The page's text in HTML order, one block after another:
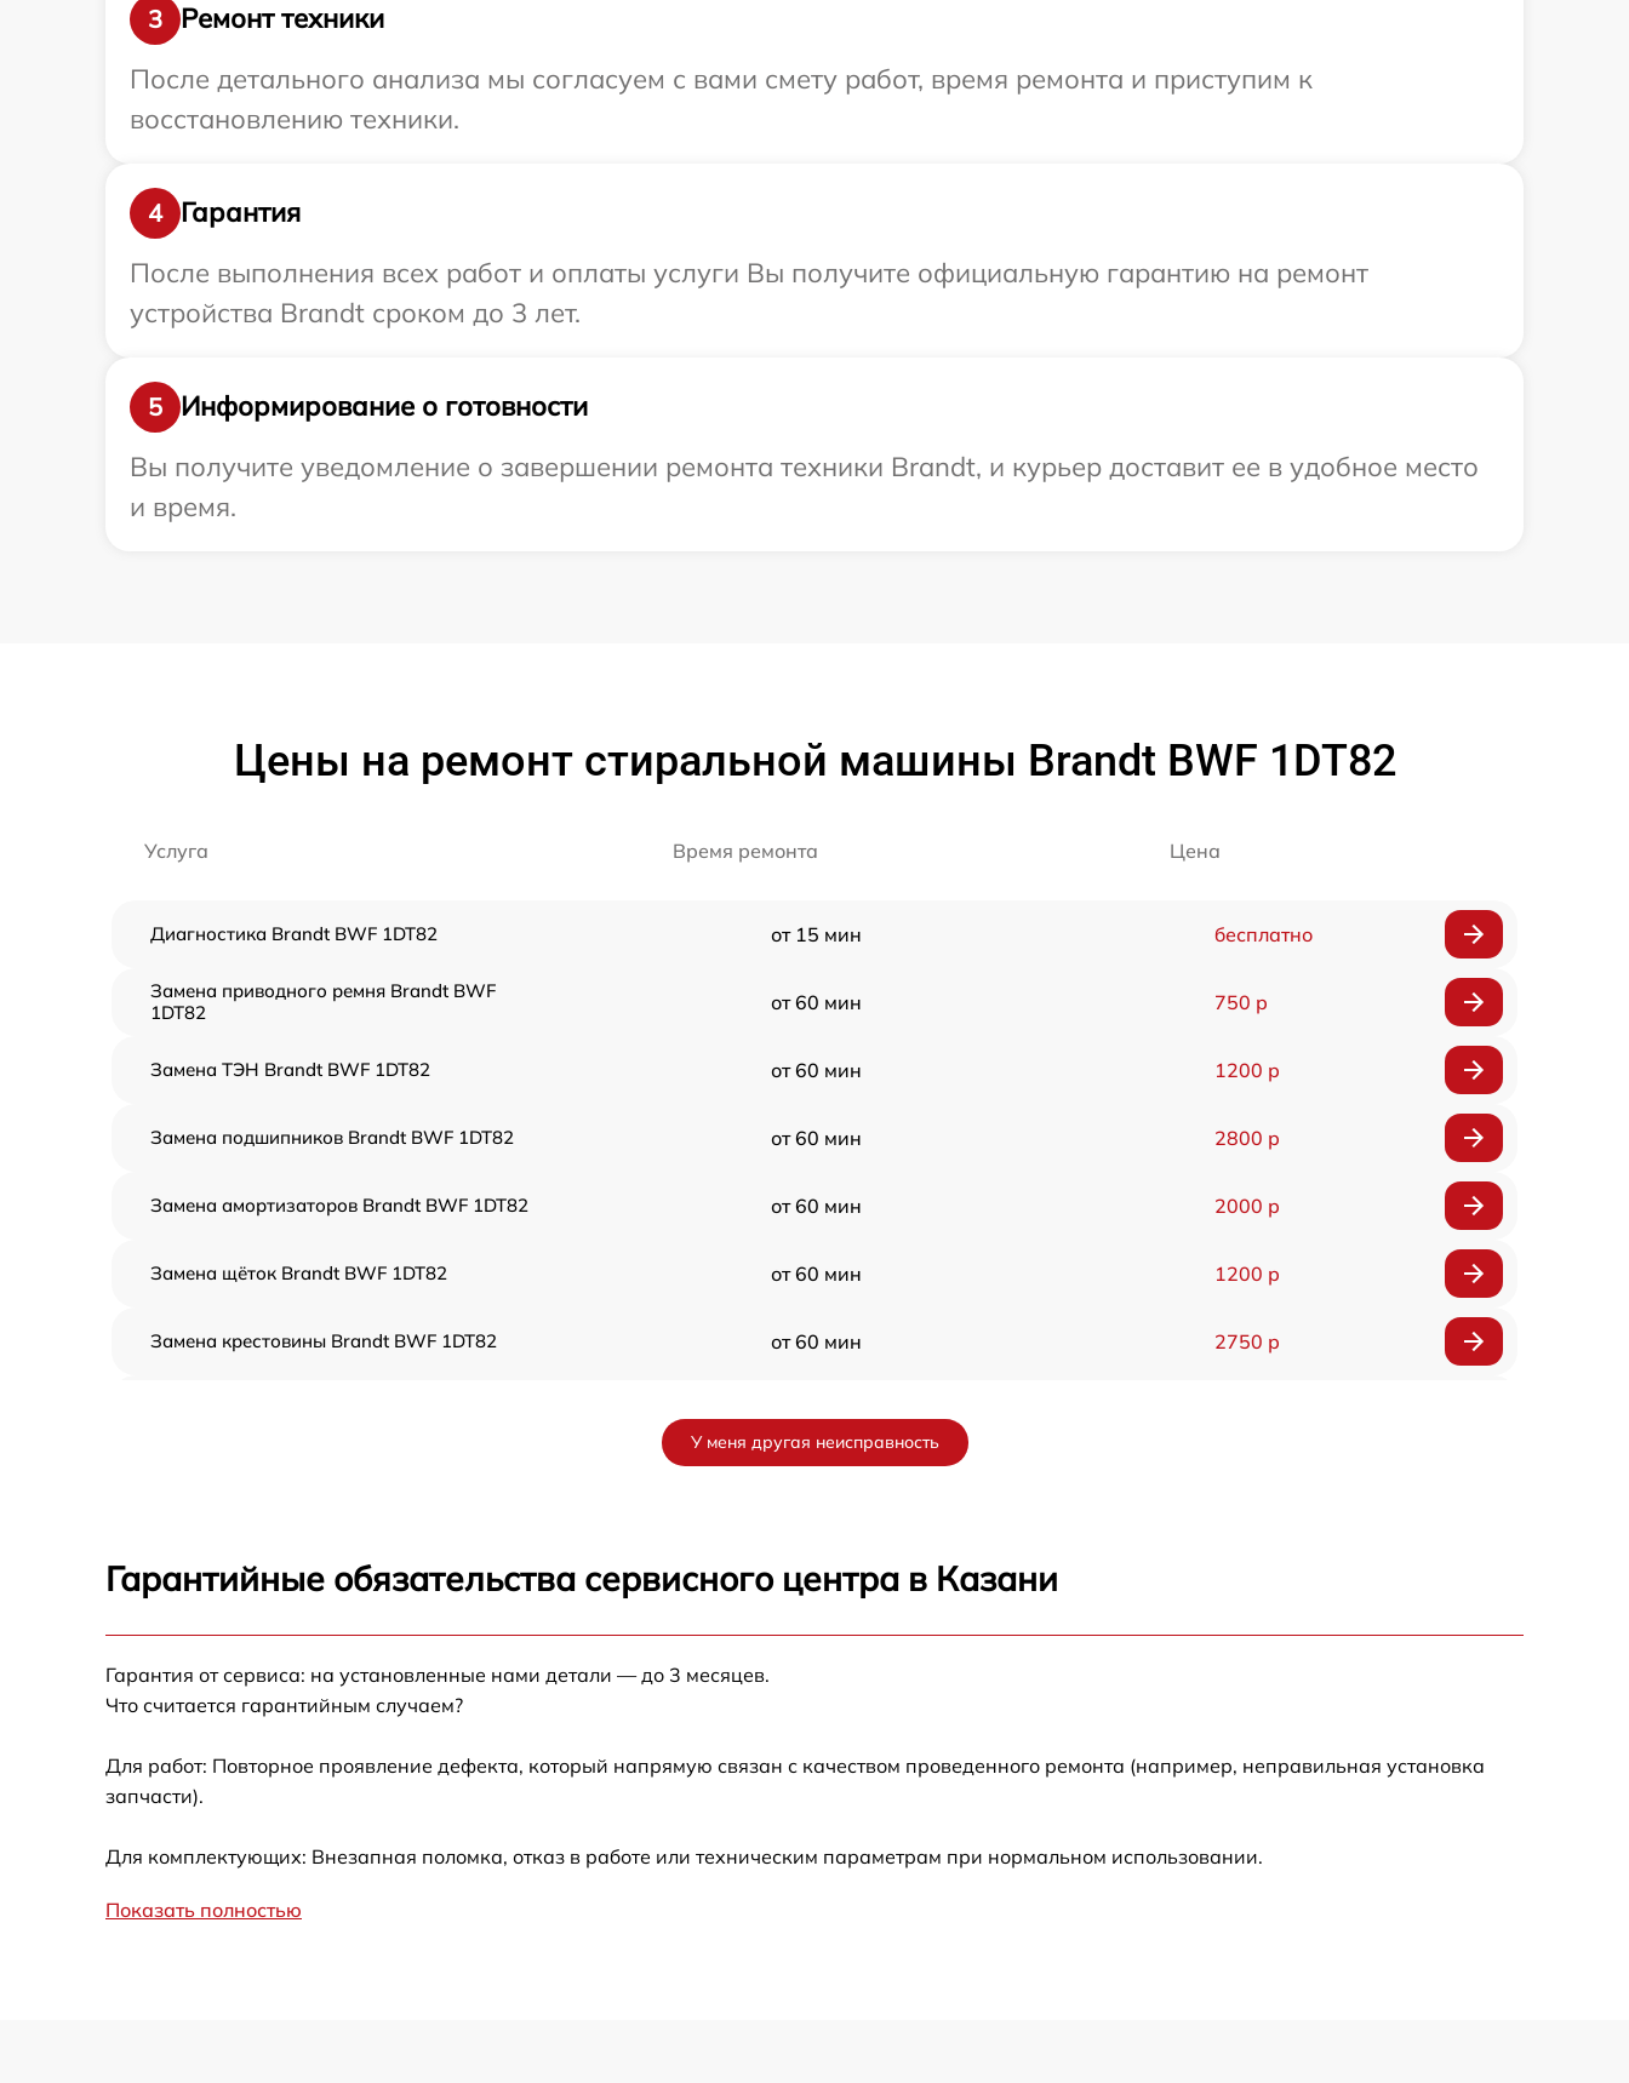
3
Ремонт техники
После детального анализа мы согласуем с вами смету работ, время ремонта и приступим к
восстановлению техники.
4
Гарантия
После выполнения всех работ и оплаты услуги Вы получите официальную гарантию на ремонт
устройства Brandt сроком до 3 лет.
5
Информирование о готовности
Вы получите уведомление о завершении ремонта техники Brandt, и курьер доставит ее в удобное место
и время.
Цены на ремонт стиральной машины Brandt BWF 1DT82
Услуга Время ремонта Цена
Диагностика Brandt BWF 1DT82 от 15 мин бесплатно
Замена приводного ремня Brandt BWF
1DT82
от 60 мин 750 р
Замена ТЭН Brandt BWF 1DT82 от 60 мин 1200 р
Замена подшипников Brandt BWF 1DT82 от 60 мин 2800 р
Замена амортизаторов Brandt BWF 1DT82 от 60 мин 2000 р
Замена щёток Brandt BWF 1DT82 от 60 мин 1200 р
Замена крестовины Brandt BWF 1DT82 от 60 мин 2750 р
Замена УБЛ Brandt BWF 1DT82
BWF 1DT82
У меня другая неисправность
Гарантийные обязательства сервисного центра в Казани
Гарантия от сервиса: на установленные нами детали — до 3 месяцев.
Что считается гарантийным случаем?
Для работ: Повторное проявление дефекта, который напрямую связан с качеством проведенного ремонта (например, неправильная установка
запчасти).
Для комплектующих: Внезапная поломка, отказ в работе или техническим параметрам при нормальном использовании.
Показать полностью